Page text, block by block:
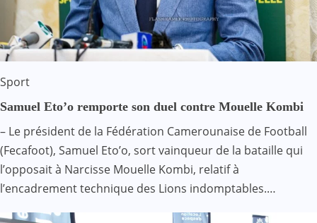
Sport
Samuel Eto’o remporte son duel contre Mouelle Kombi
– Le président de la Fédération Camerounaise de Football
(Fecafoot), Samuel Eto’o, sort vainqueur de la bataille qui
l’opposait à Narcisse Mouelle Kombi, relatif à
l’encadrement technique des Lions indomptables.…